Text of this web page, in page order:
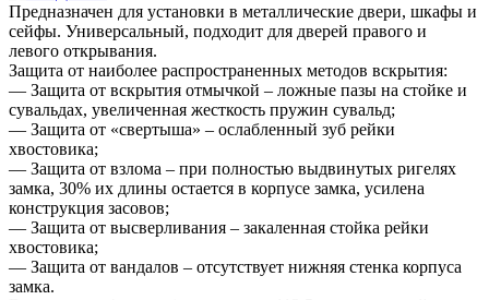
Предназначен для установки в металлические двери, шкафы и
сейфы. Универсальный, подходит для дверей правого и
левого открывания.
Защита от наиболее распространенных методов вскрытия:
— Защита от вскрытия отмычкой – ложные пазы на стойке и
сувальдах, увеличенная жесткость пружин сувальд;
— Защита от «свертыша» – ослабленный зуб рейки
хвостовика;
— Защита от взлома – при полностью выдвинутых ригелях
замка, 30% их длины остается в корпусе замка, усилена
конструкция засовов;
— Защита от высверливания – закаленная стойка рейки
хвостовика;
— Защита от вандалов – отсутствует нижняя стенка корпуса
замка.